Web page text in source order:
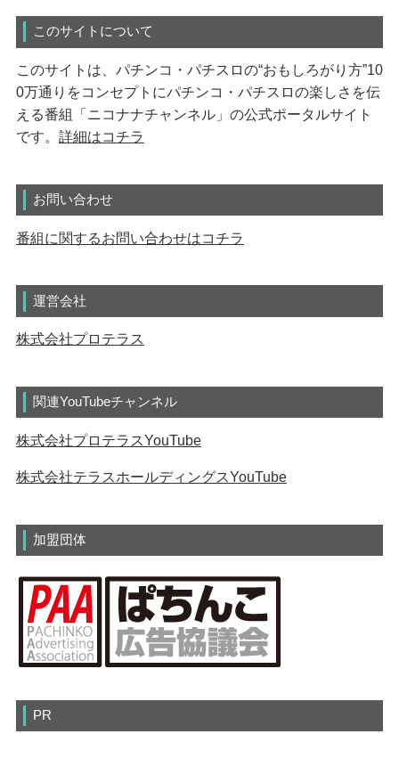
このサイトについて
このサイトは、パチンコ・パチスロの“おもしろがり方”10
0万通りをコンセプトにパチンコ・パチスロの楽しさを伝
える番組「ニコナナチャンネル」の公式ポータルサイト
です。 詳細はコチラ
お問い合わせ
番組に関するお問い合わせはコチラ
運営会社
株式会社プロテラス
関連YouTubeチャンネル
株式会社プロテラスYouTube
株式会社テラスホールディングスYouTube
加盟団体
PR